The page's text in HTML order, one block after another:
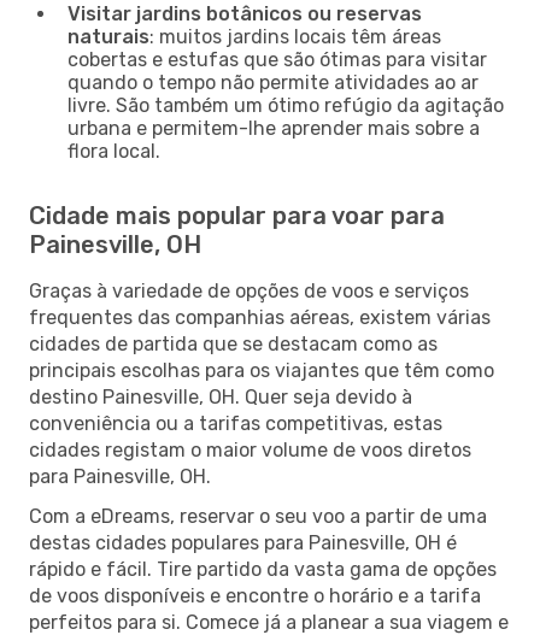
Visitar jardins botânicos ou reservas
naturais: muitos jardins locais têm áreas
cobertas e estufas que são ótimas para visitar
quando o tempo não permite atividades ao ar
livre. São também um ótimo refúgio da agitação
urbana e permitem-lhe aprender mais sobre a
flora local.
Cidade mais popular para voar para
Painesville, OH
Graças à variedade de opções de voos e serviços
frequentes das companhias aéreas, existem várias
cidades de partida que se destacam como as
principais escolhas para os viajantes que têm como
destino Painesville, OH. Quer seja devido à
conveniência ou a tarifas competitivas, estas
cidades registam o maior volume de voos diretos
para Painesville, OH.
Com a eDreams, reservar o seu voo a partir de uma
destas cidades populares para Painesville, OH é
rápido e fácil. Tire partido da vasta gama de opções
de voos disponíveis e encontre o horário e a tarifa
perfeitos para si. Comece já a planear a sua viagem e